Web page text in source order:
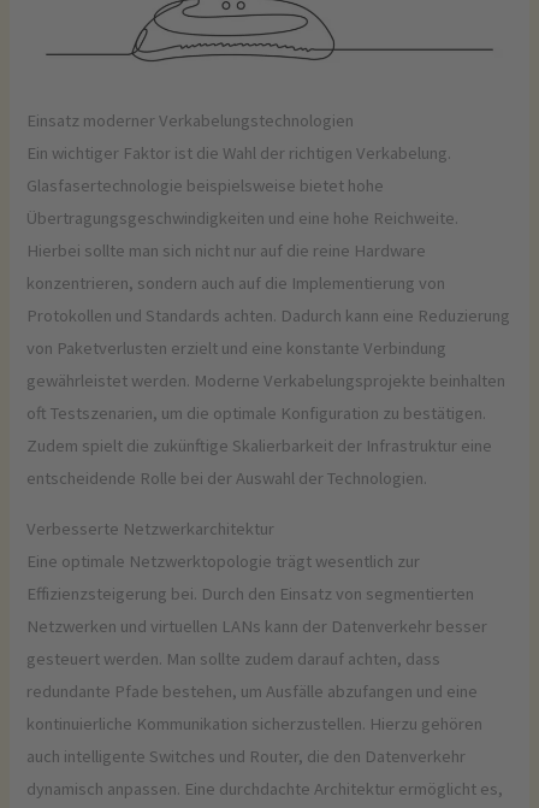
Einsatz moderner Verkabelungstechnologien
Ein wichtiger Faktor ist die Wahl der richtigen Verkabelung.
Glasfasertechnologie beispielsweise bietet hohe
Übertragungsgeschwindigkeiten und eine hohe Reichweite.
Hierbei sollte man sich nicht nur auf die reine Hardware
konzentrieren, sondern auch auf die Implementierung von
Protokollen und Standards achten. Dadurch kann eine Reduzierung
von Paketverlusten erzielt und eine konstante Verbindung
gewährleistet werden. Moderne Verkabelungsprojekte beinhalten
oft Testszenarien, um die optimale Konfiguration zu bestätigen.
Zudem spielt die zukünftige Skalierbarkeit der Infrastruktur eine
entscheidende Rolle bei der Auswahl der Technologien.
Verbesserte Netzwerkarchitektur
Eine optimale Netzwerktopologie trägt wesentlich zur
Effizienzsteigerung bei. Durch den Einsatz von segmentierten
Netzwerken und virtuellen LANs kann der Datenverkehr besser
gesteuert werden. Man sollte zudem darauf achten, dass
redundante Pfade bestehen, um Ausfälle abzufangen und eine
kontinuierliche Kommunikation sicherzustellen. Hierzu gehören
auch intelligente Switches und Router, die den Datenverkehr
dynamisch anpassen. Eine durchdachte Architektur ermöglicht es,